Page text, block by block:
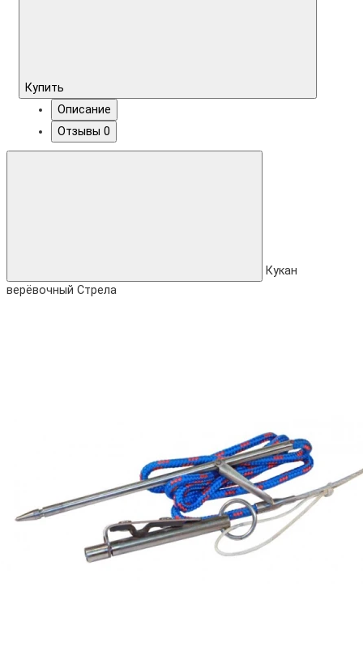
Купить
Описание
Отзывы 0
Кукан
верёвочный Стрела